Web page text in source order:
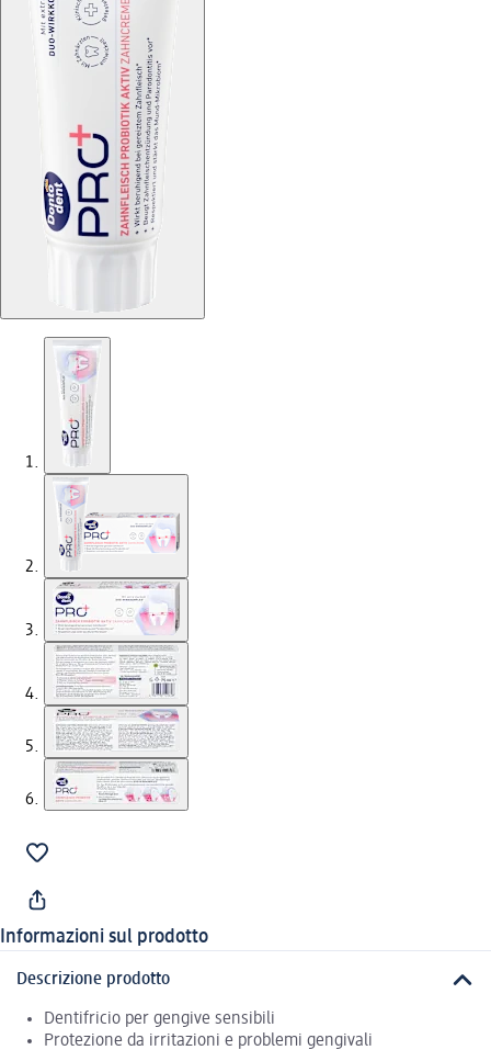
Informazioni sul prodotto
Descrizione prodotto
Dentifricio per gengive sensibili
Protezione da irritazioni e problemi gengivali